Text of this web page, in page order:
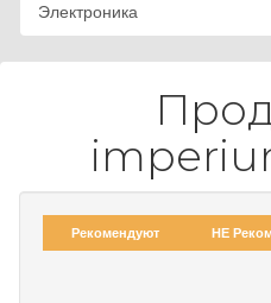
Электроника
Рекомендуют НЕ